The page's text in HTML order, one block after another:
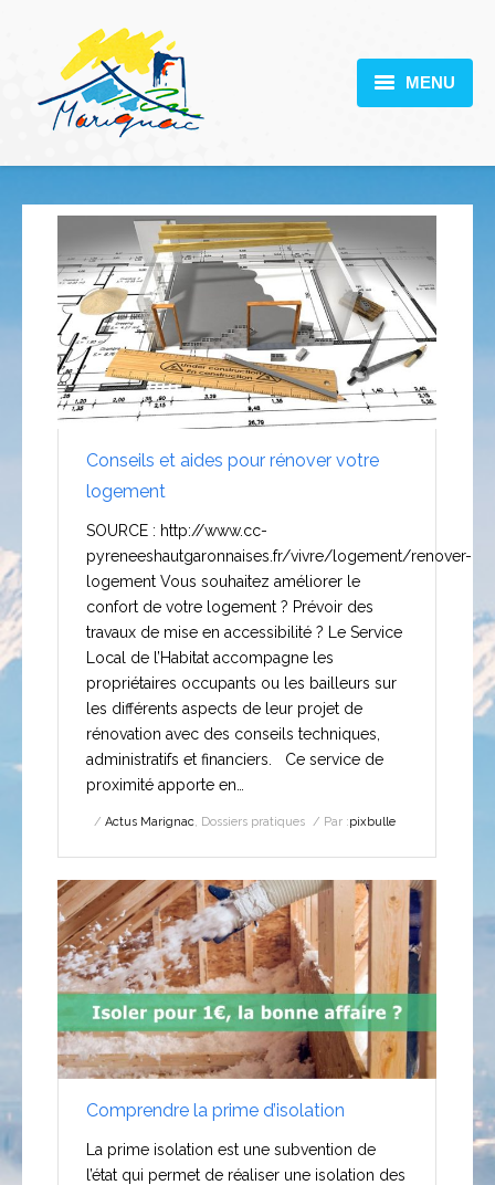
MENU
DÉCOUVERTE
VIE PRATIQUE
SCOLARITÉ
ACTUALITÉS
Conseils et aides pour rénover votre
logement
SOURCE : http://www.cc-
pyreneeshautgaronnaises.fr/vivre/logement/renover-
logement Vous souhaitez améliorer le
confort de votre logement ? Prévoir des
travaux de mise en accessibilité ? Le Service
Local de l’Habitat accompagne les
propriétaires occupants ou les bailleurs sur
les différents aspects de leur projet de
rénovation avec des conseils techniques,
administratifs et financiers. Ce service de
proximité apporte en…
Actus Marignac, Dossiers pratiques Par :pixbulle
Comprendre la prime d’isolation
La prime isolation est une subvention de
l’état qui permet de réaliser une isolation des